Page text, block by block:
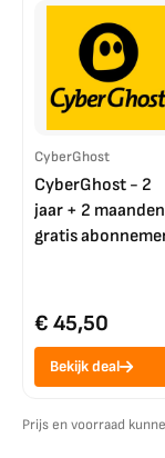
CyberGhost
CyberGhost - 2
jaar + 2 maanden
gratis
€ 45,50
Bekijk deal
Prijs en voorraad